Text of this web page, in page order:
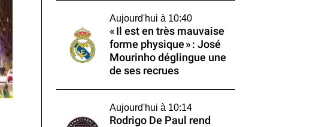
Aujourd'hui à 10:40
« Il est en très mauvaise
forme physique » : José
Mourinho déglingue une
de ses recrues
Aujourd'hui à 10:14
Rodrigo De Paul rend